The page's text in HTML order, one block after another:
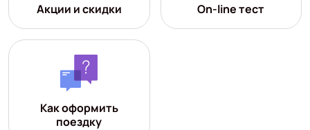
Акции и скидки On-line тест
Как оформить
поездку